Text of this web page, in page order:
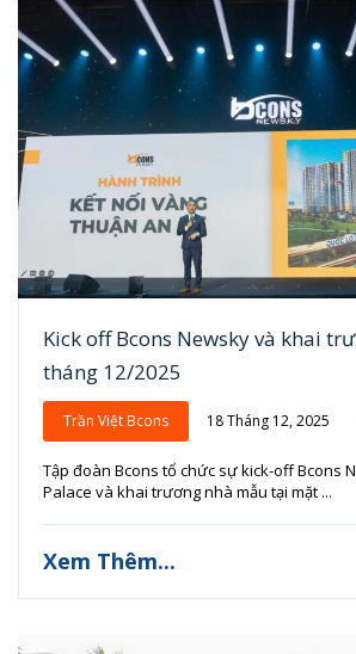
Kick off Bcons Newsky và khai
tháng 12/2025
Trần Việt Bcons 18 Tháng 12, 2025
Tập đoàn Bcons tổ chức sự kick-off Bcons
Palace và khai trương nhà mẫu tại mặt ...
Xem Thêm...